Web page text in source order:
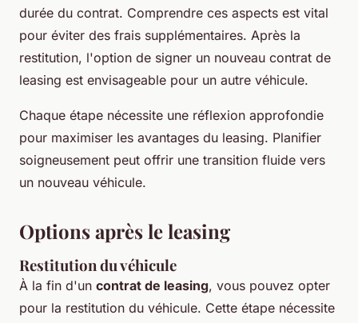
durée du contrat. Comprendre ces aspects est vital
pour éviter des frais supplémentaires. Après la
restitution, l'option de signer un nouveau contrat de
leasing est envisageable pour un autre véhicule.
Chaque étape nécessite une réflexion approfondie
pour maximiser les avantages du leasing. Planifier
soigneusement peut offrir une transition fluide vers
un nouveau véhicule.
Options après le leasing
Restitution du véhicule
À la fin d'un contrat de leasing, vous pouvez opter
pour la restitution du véhicule. Cette étape nécessite